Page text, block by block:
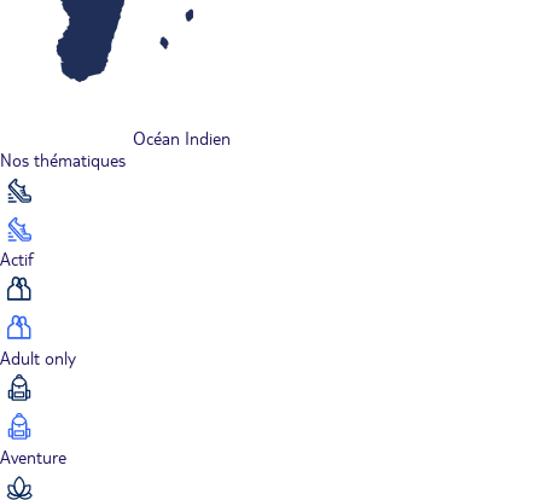
Océan Indien
Nos thématiques
Actif
Adult only
Aventure